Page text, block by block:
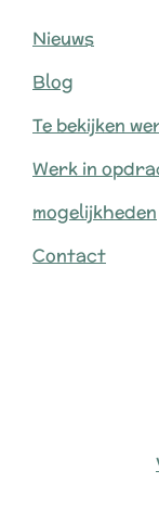
Nieuws
Blog
Te bekijken
Werk in
mogelijkheden
Contact